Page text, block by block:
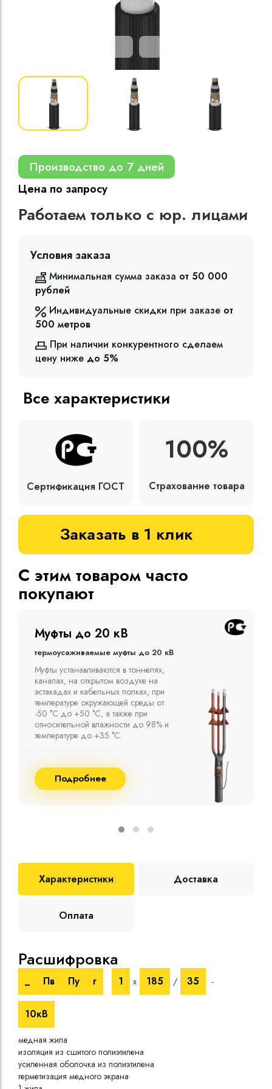
Кабели
изоляцией
Производство до 7 дней
Цена по запросу
Работаем только с юр. лицами
Условия заказа
Минимальная сумма заказа от 50 000
рублей
Индивидуальные скидки при заказе от
500 метров
При наличии конкурентного сделаем
цену ниже до 5%
Все характеристики
Сертификация ГОСТ
100%
Страхование товара
Заказать в 1 клик
С этим товаром часто
покупают
Муфты до 10 кВ
Термоусаживаемые муфты до 10 кВ
Компания ООО "Москабельторг"
предлагает, как соединительные
термоусаживаемые муфты на кабель
напряжением до 10 кВ с изоляцией
из маслопропитанной бумаги и
сшитого полиэтилена собственного
производства
Подробнее
Характеристики Доставка
Оплата
Расшифровка
Пв Пу г 1 х 185 / 35 -
10кВ
медная жила
изоляция из сшитого полиэтилена
усиленная оболочка из полиэтилена
герметизация медного экрана